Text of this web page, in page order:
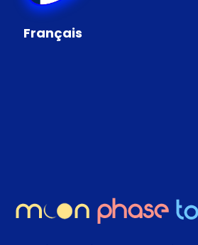
Français